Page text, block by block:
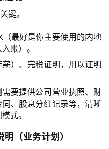
键。
（最好是你主要使用的内地
账）。
）、完税证明，用以证明
要提供公司营业执照、财
、股息分红记录等，清晰
式。
（业务计划）